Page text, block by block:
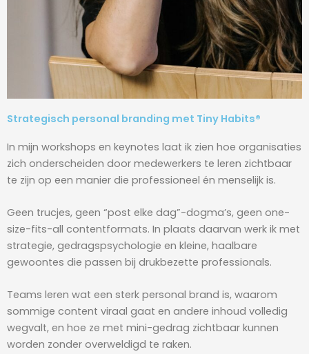
Strategisch personal branding met Tiny Habits®
In mijn workshops en keynotes laat ik zien hoe organisaties
zich onderscheiden door medewerkers te leren zichtbaar
te zijn op een manier die professioneel én menselijk is.
Geen trucjes, geen “post elke dag”-dogma’s, geen one-
size-fits-all contentformats. In plaats daarvan werk ik met
strategie, gedragspsychologie en kleine, haalbare
gewoontes die passen bij drukbezette professionals.
Teams leren wat een sterk personal brand is, waarom
sommige content viraal gaat en andere inhoud volledig
wegvalt, en hoe ze met mini-gedrag zichtbaar kunnen
worden zonder overweldigd te raken.